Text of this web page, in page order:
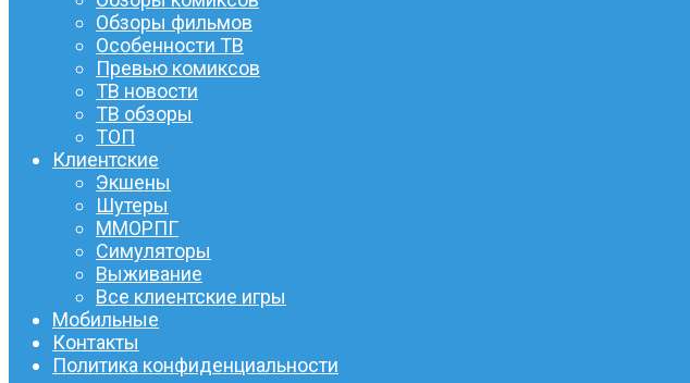
Обзоры фильмов
Особенности ТВ
Превью комиксов
ТВ новости
ТВ обзоры
ТОП
Клиентские
Экшены
Шутеры
ММОРПГ
Симуляторы
Выживание
Все клиентские игры
Мобильные
Контакты
Политика конфиденциальности